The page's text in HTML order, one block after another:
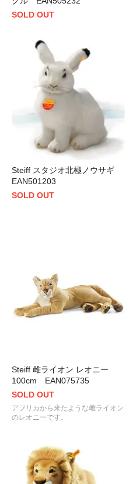
SOLD OUT
Steiff スタジオ北極ノウサギ
EAN501203
SOLD OUT
Steiff 雌ライオン レオニー
100cm EAN075735
SOLD OUT
アフリカから来たような雌ライオン
のレオニーです。